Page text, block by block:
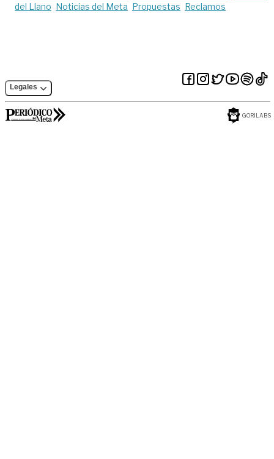
del Llano Noticias del Meta Propuestas Reclamos
Legales
GORILABS